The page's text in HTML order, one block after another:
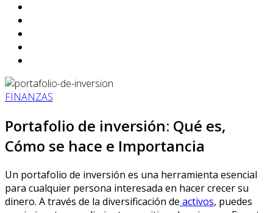
FINANZAS
Portafolio de inversión: Qué es,
Cómo se hace e Importancia
Un portafolio de inversión es una herramienta esencial
para cualquier persona interesada en hacer crecer su
dinero. A través de la diversificación de activos, puedes